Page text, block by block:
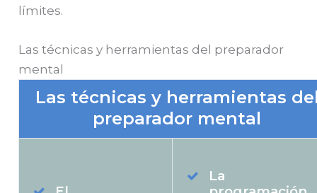
límites.
Las técnicas y herramientas del preparador
mental
Las técnicas y herramientas
preparador mental
La